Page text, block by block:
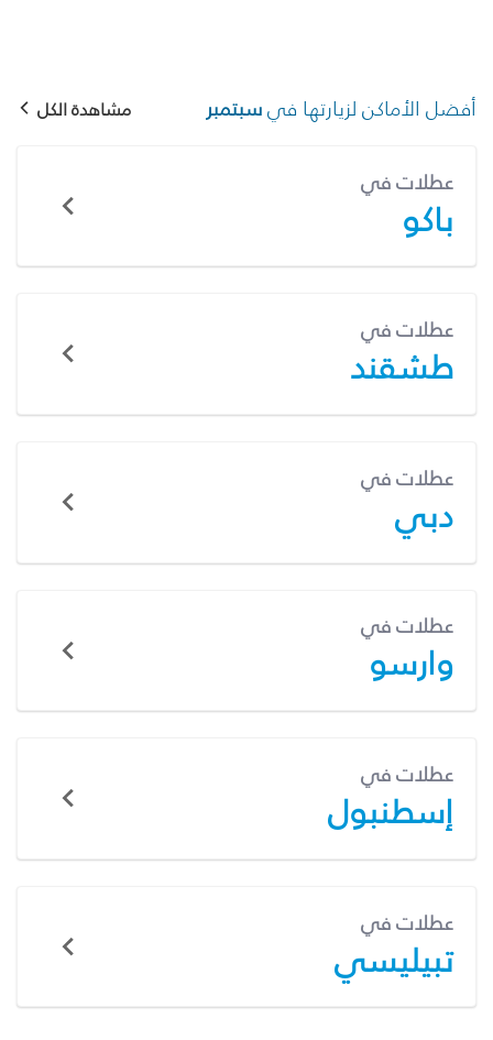
أفضل الأماكن لزيارتها فيسبتمبر مشاهدة الكل
عطلات في
باكو
عطلات في
طشقند
عطلات في
دبي
عطلات في
وارسو
عطلات في
إسطنبول
عطلات في
تبيليسي